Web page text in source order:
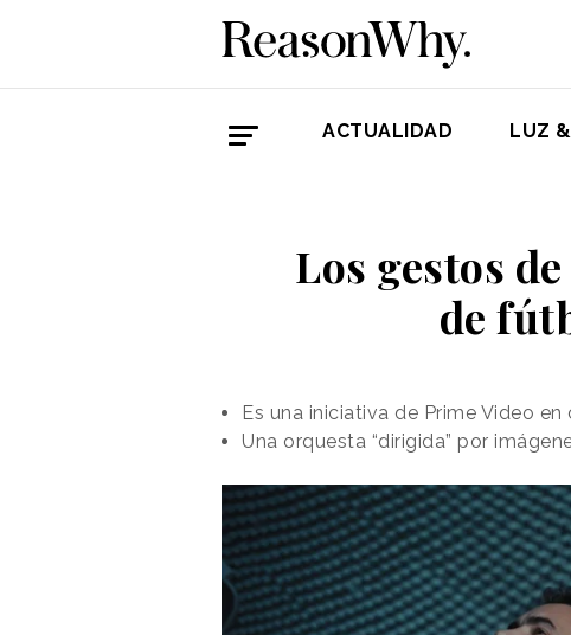
ACTUALIDAD LUZ
Los gestos
de
Es una iniciativa de Prime Video
Una orquesta “dirigida” por